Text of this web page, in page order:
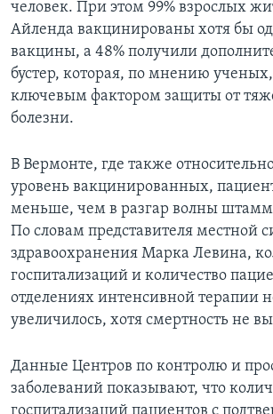
человек. При этом 99% взрослых
Айленда вакцинированы хотя бы
вакцины, а 48% получили
бустер, которая, по мнению ученых,
ключевым фактором защиты от
болезни.
В Вермонте, где также
уровень вакцинированных,
меньше, чем в разгар волны
По словам представителя местной
здравоохранения Марка Левина,
госпитализаций и количество
отделениях интенсивной терапии
увеличилось, хотя смертность не
Данные Центров по контролю и
заболеваний показывают, что